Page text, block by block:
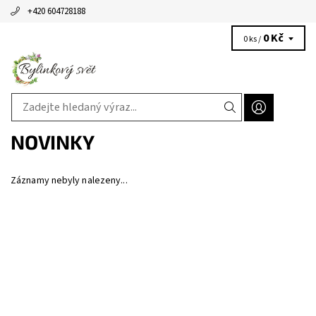
+420 604728188
0 ks / 0 Kč
NOVINKY
Záznamy nebyly nalezeny...